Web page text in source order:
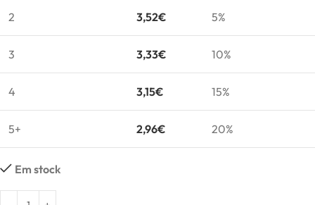
2 3,52€ 5%
3 3,33€ 10%
4 3,15€ 15%
5+ 2,96€ 20%
Em stock